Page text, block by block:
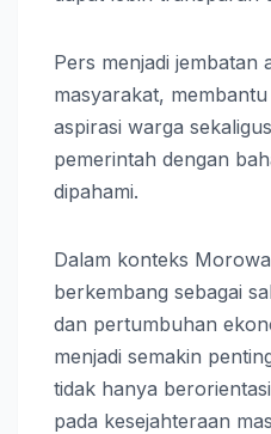
Pers menjadi jembatan
masyarakat,
aspirasi warga
pemerintah dengan
dipahami.
Dalam konteks
berkembang sebagai
dan pertumbuhan
menjadi semakin
tidak hanya
pada kesejahteraan